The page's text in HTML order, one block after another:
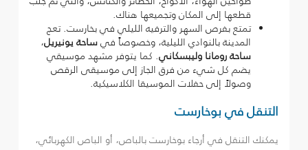
قطعها إلى المكان وتجميعها هناك.
تمتع بفرص السهر والترفيه الليلي في بخارست. تعج
المدينة بالنوادي الليلية، وخصوصاً فيساحة يونيريل،
ساحة رومانا وليبسكاني. كما يتوفر مشهد موسيقي
يضم كل شيء من فرق الجاز إلى موسيقى الرقص
وصولاً إلى حفلات الموسيقا الكلاسيكية.
التنقل في بوخارست
يمكنك التنقل في أرجاء بوخارست بالباص، أو الباص الكهربائي،